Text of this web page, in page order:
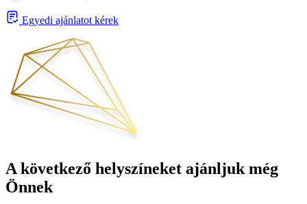
Egyedi ajánlatot kérek
A következő helyszíneket ajánljuk még
Önnek